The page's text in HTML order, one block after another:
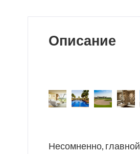
Описание
Несомненно, главной